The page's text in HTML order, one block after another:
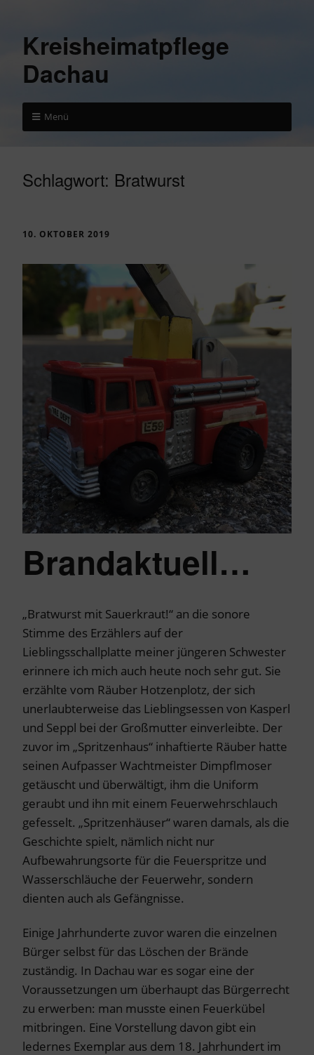
Kreisheimatpflege
Dachau
Menü
Schlagwort: Bratwurst
10. OKTOBER 2019
Brandaktuell…
„Bratwurst mit Sauerkraut!“ an die sonore
Stimme des Erzählers auf der
Lieblingsschallplatte meiner jüngeren Schwester
erinnere ich mich auch heute noch sehr gut. Sie
erzählte vom Räuber Hotzenplotz, der sich
unerlaubterweise das Lieblingsessen von Kasperl
und Seppl bei der Großmutter einverleibte. Der
zuvor im „Spritzenhaus“ inhaftierte Räuber hatte
seinen Aufpasser Wachtmeister Dimpflmoser
getäuscht und überwältigt, ihm die Uniform
geraubt und ihn mit einem Feuerwehrschlauch
gefesselt. „Spritzenhäuser“ waren damals, als die
Geschichte spielt, nämlich nicht nur
Aufbewahrungsorte für die Feuerspritze und
Wasserschläuche der Feuerwehr, sondern
dienten auch als Gefängnisse.
Einige Jahrhunderte zuvor waren die einzelnen
Bürger selbst für das Löschen der Brände
zuständig. In Dachau war es sogar eine der
Voraussetzungen um überhaupt das Bürgerrecht
zu erwerben: man musste einen Feuerkübel
mitbringen. Eine Vorstellung davon gibt ein
ledernes Exemplar aus dem 18. Jahrhundert im